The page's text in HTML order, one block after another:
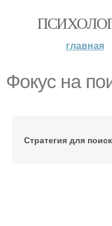
главная
Фокус на
Стратегия для